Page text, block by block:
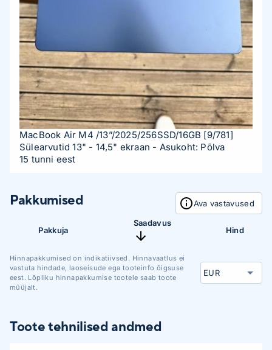
MacBook Air M4 /13”/2025/256SSD/16GB [9/781]
Sülearvutid 13" - 14,5" ekraan - Asukoht: Põlva
15 tunni eest
Pakkumised Ava vastavused
Pakkuja
Saadavus
Hind
Hinnapakkumised on indikatiivsed. Hinnavaatlus ei
vastuta hindade, laoseisude ega tooteinfo õigsuse
eest. Lõpliku hinnapakkumise tootele saab toote
müüjalt.
Toote tehnilised andmed